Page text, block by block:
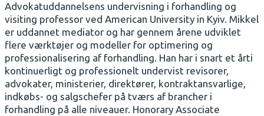
Advokatuddannelsens undervisning i forhandling og
visiting professor ved American University in Kyiv. Mikkel
er uddannet mediator og har gennem årene udviklet
flere værktøjer og modeller for optimering og
professionalisering af forhandling. Han har i snart et årti
kontinuerligt og professionelt undervist revisorer,
advokater, ministerier, direktører, kontraktansvarlige,
indkøbs- og salgschefer på tværs af brancher i
forhandling på alle niveauer. Honorary Associate